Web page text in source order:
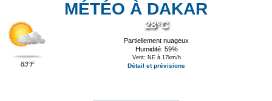
MÉTÉO À DAKAR
83°F
28°C
Partiellement nuageux
Humidité: 59%
Vent: NE à 17km/h
Détail et prévisions